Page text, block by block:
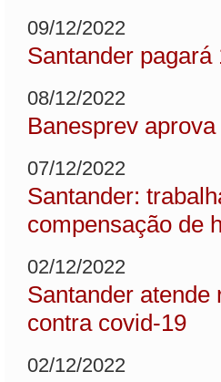
09/12/2022
Santander pagará
08/12/2022
Banesprev
07/12/2022
Santander:
compensação de
02/12/2022
Santander
contra covid-19
02/12/2022